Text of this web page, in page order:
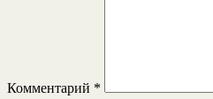
Комментарий *